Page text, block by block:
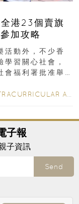
港23個賣旗
加攻略
活動外，不少香
習關心社會，
會福利署批准舉
ACTIVITIES
子報
子資訊
Send